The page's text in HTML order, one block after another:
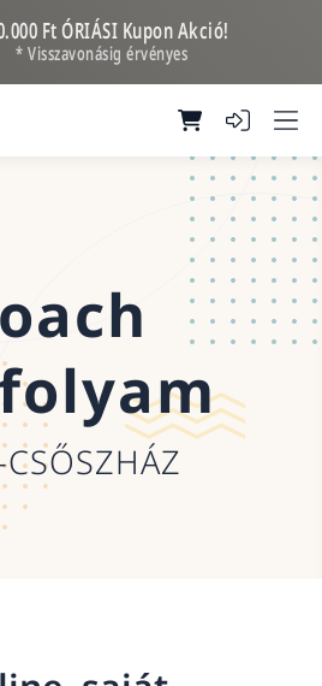
Ft ÓRIÁSI Kupon Akció!
* Visszavonásig érvényes